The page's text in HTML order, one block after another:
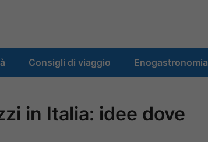
Consigli di viaggio Enogastronomia
in Italia: idee dove